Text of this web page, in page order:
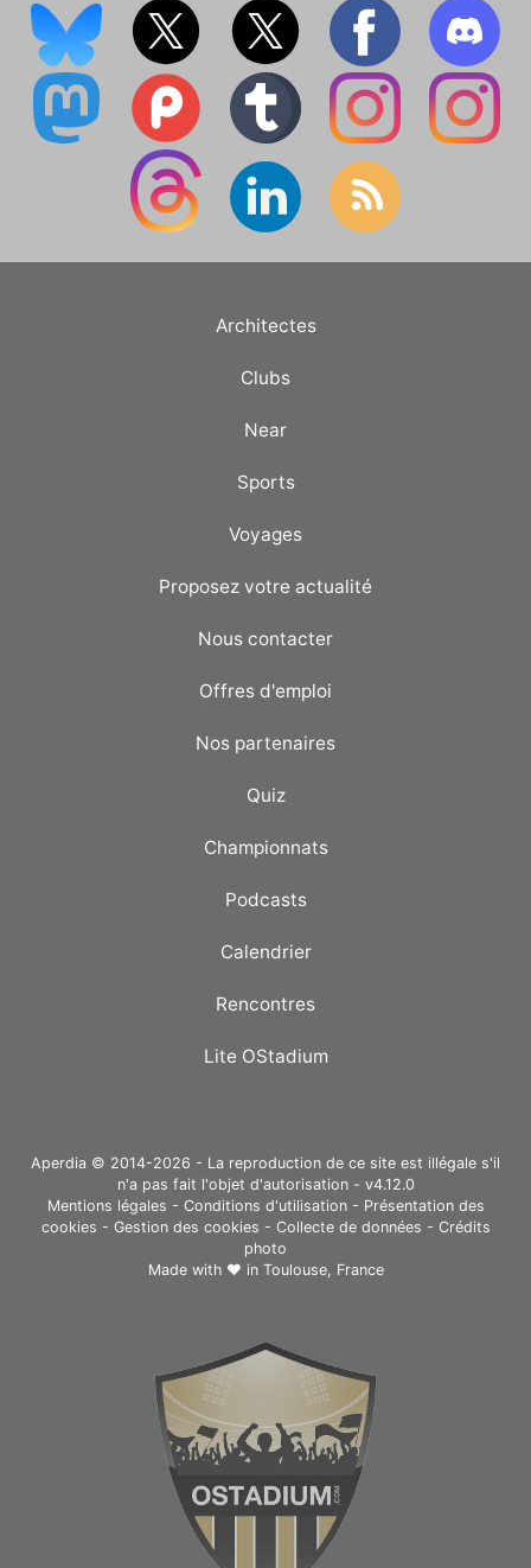
Architectes
Clubs
Near
Sports
Voyages
Proposez votre actualité
Nous contacter
Offres d'emploi
Nos partenaires
Quiz
Championnats
Podcasts
Calendrier
Rencontres
Lite OStadium
Aperdia © 2014-2026 - La reproduction de ce site est illégale s'il
n'a pas fait l'objet d'autorisation - v4.12.0
Mentions légales - Conditions d'utilisation- Présentation des
cookies - Gestion des cookies - Collecte de données - Crédits
photo
Made with ❤ in Toulouse, France